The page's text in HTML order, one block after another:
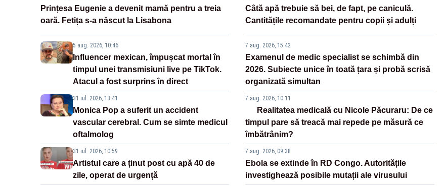
Prințesa Eugenie a devenit mamă pentru a treia
oară. Fetița s-a născut la Lisabona
5 aug. 2026, 10:46
Influencer mexican, împușcat mortal în
timpul unei transmisiuni live pe TikTok.
Atacul a fost surprins în direct
31 iul. 2026, 13:41
Monica Pop a suferit un accident
vascular cerebral. Cum se simte medicul
oftalmolog
31 iul. 2026, 10:59
Artistul care a ținut post cu apă 40 de
zile, operat de urgență
Câtă apă trebuie să bei, de fapt, pe caniculă.
Cantitățile recomandate pentru copii și adulți
7 aug. 2026, 15:42
Examenul de medic specialist se schimbă din
2026. Subiecte unice în toată țara și probă scrisă
organizată simultan
7 aug. 2026, 10:11
Realitatea medicală cu Nicole Păcuraru: De ce
timpul pare să treacă mai repede pe măsură ce
îmbătrânim?
7 aug. 2026, 09:38
Ebola se extinde în RD Congo. Autoritățile
investighează posibile mutații ale virusului